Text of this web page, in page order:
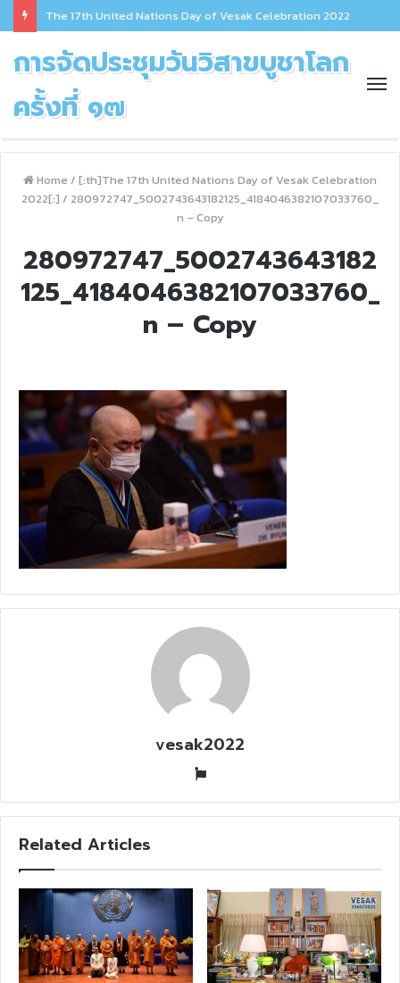
The 17th United Nations Day of Vesak Celebration 2022
การจัดประชุมวันวิสาขบูชาโลก
ครั้งที่ ๑๗
Home / [:th]The 17th United Nations Day of Vesak Celebration
2022[:] / 280972747_5002743643182125_4184046382107033760_
n – Copy
280972747_5002743643182
125_4184046382107033760_
n – Copy
vesak2022
W
b
t
e
Related Articles